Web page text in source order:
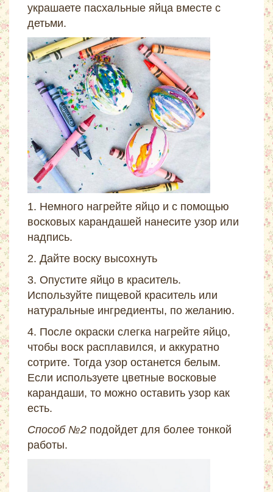
украшаете пасхальные яйца вместе с
детьми.
1. Немного нагрейте яйцо и с помощью
восковых карандашей нанесите узор или
надпись.
2. Дайте воску высохнуть
3. Опустите яйцо в краситель.
Используйте пищевой краситель или
натуральные ингредиенты, по желанию.
4. После окраски слегка нагрейте яйцо,
чтобы воск расплавился, и аккуратно
сотрите. Тогда узор останется белым.
Если используете цветные восковые
карандаши, то можно оставить узор как
есть.
Способ №2 подойдет для более тонкой
работы.